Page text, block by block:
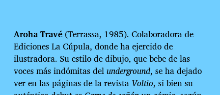
Aroha Travé (Terrassa, 1985). Colaboradora de
Ediciones La Cúpula, donde ha ejercido de
ilustradora. Su estilo de dibujo, que bebe de las
voces más indómitas delunderground, se ha dejado
ver en las páginas de la revista Voltio, si bien su